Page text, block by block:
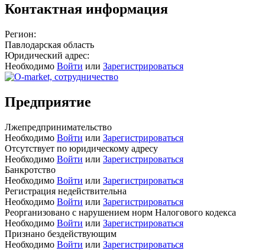
Контактная информация
Регион:
Павлодарская область
Юридический адрес:
Необходимо Войти или Зарегистрироваться
Предприятие
Лжепредпринимательство
Необходимо Войти или Зарегистрироваться
Отсутствует по юридическому адресу
Необходимо Войти или Зарегистрироваться
Банкротство
Необходимо Войти или Зарегистрироваться
Регистрация недействительна
Необходимо Войти или Зарегистрироваться
Реорганизовано с нарушением норм Налогового кодекса
Необходимо Войти или Зарегистрироваться
Признано бездействующим
Необходимо Войти или Зарегистрироваться